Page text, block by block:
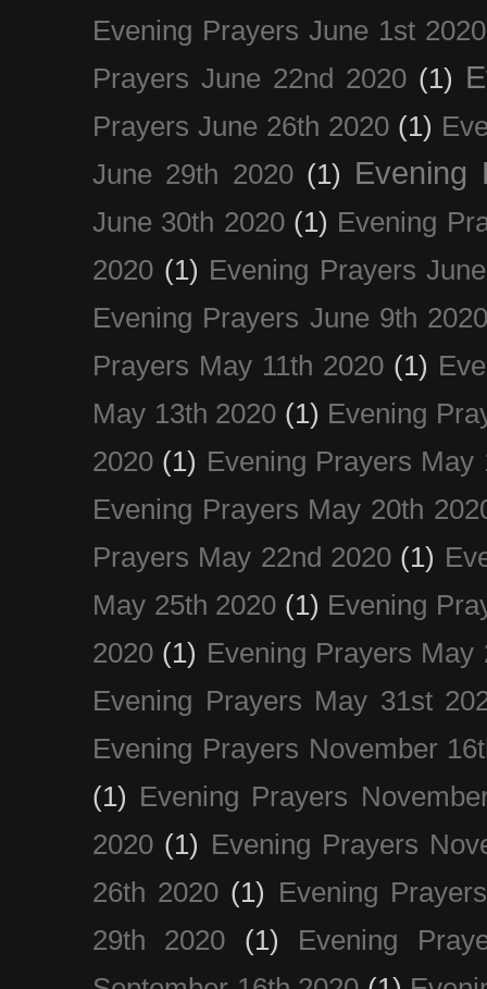
Evening Prayers June 1st 2020
Prayers June 22nd 2020 (1)
Prayers June 26th 2020 (1)
June 29th 2020 (1) Evening
June 30th 2020 (1) Evening
2020 (1) Evening Prayers
Evening Prayers June 9th
Prayers May 11th 2020 (1)
May 13th 2020 (1) Evening
2020 (1) Evening Prayers May
Evening Prayers May 20th
Prayers May 22nd 2020 (1)
May 25th 2020 (1) Evening
2020 (1) Evening Prayers May
Evening Prayers May 31st
Evening Prayers November
(1) Evening Prayers
2020 (1) Evening Prayers
26th 2020 (1) Evening
29th 2020
(1)
Evening